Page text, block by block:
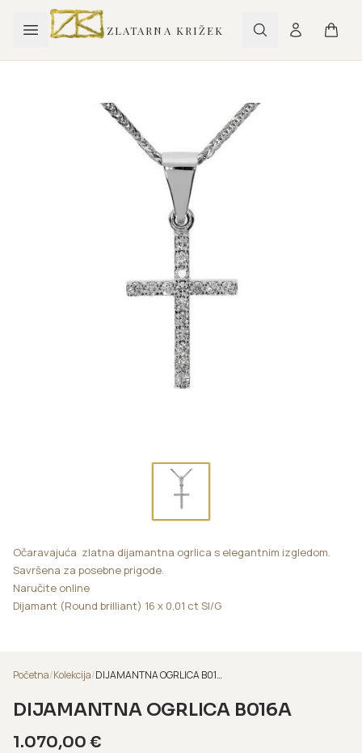
ZLATARNA KRIŽEK
Očaravajuća zlatna dijamantna ogrlica s elegantnim izgledom.
Savršena za posebne prigode.
Naručite online
Dijamant (Round brilliant) 16 x 0,01 ct SI/G
Početna/Kolekcija/ DIJAMANTNA OGRLICA B016A
DIJAMANTNA OGRLICA B016A
1.070,00 €